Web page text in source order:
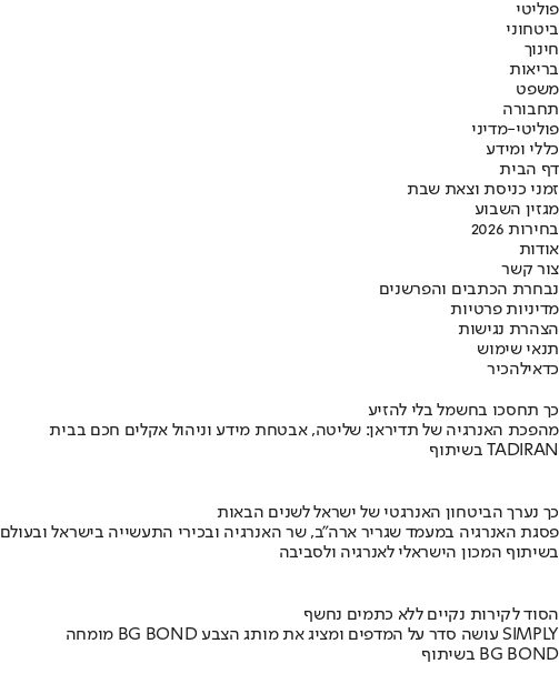
פוליטי
ביטחוני
חינוך
בריאות
משפט
תחבורה
פוליטי-מדיני
כללי ומידע
דף הבית
זמני כניסת וצאת שבת
מגזין השבוע
בחירות 2026
אודות
צור קשר
נבחרת הכתבים והפרשנים
מדיניות פרטיות
הצהרת נגישות
תנאי שימוש
כדאילהכיר
כך תחסכו בחשמל בלי להזיע
מהפכת האנרגיה של תדיראן: שליטה, אבטחת מידע וניהול אקלים חכם בבית
בשיתוף TADIRAN
כך נערך הביטחון האנרגטי של ישראל לשנים הבאות
פסגת האנרגיה במעמד שגריר ארה"ב, שר האנרגיה ובכירי התעשייה בישראל ובעולם
בשיתוף המכון הישראלי לאנרגיה ולסביבה
הסוד לקירות נקיים ללא כתמים נחשף
מומחה BG BOND עושה סדר על המדפים ומציג את מותג הצבע SIMPLY
בשיתוף BG BOND